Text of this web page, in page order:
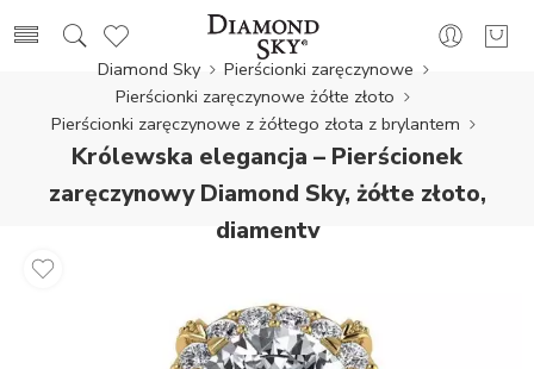
Diamond Sky
Pierścionki zaręczynowe
Pierścionki zaręczynowe żółte złoto
Pierścionki zaręczynowe z żółtego złota z brylantem
Królewska elegancja – Pierścionek
zaręczynowy Diamond Sky, żółte złoto,
diamenty